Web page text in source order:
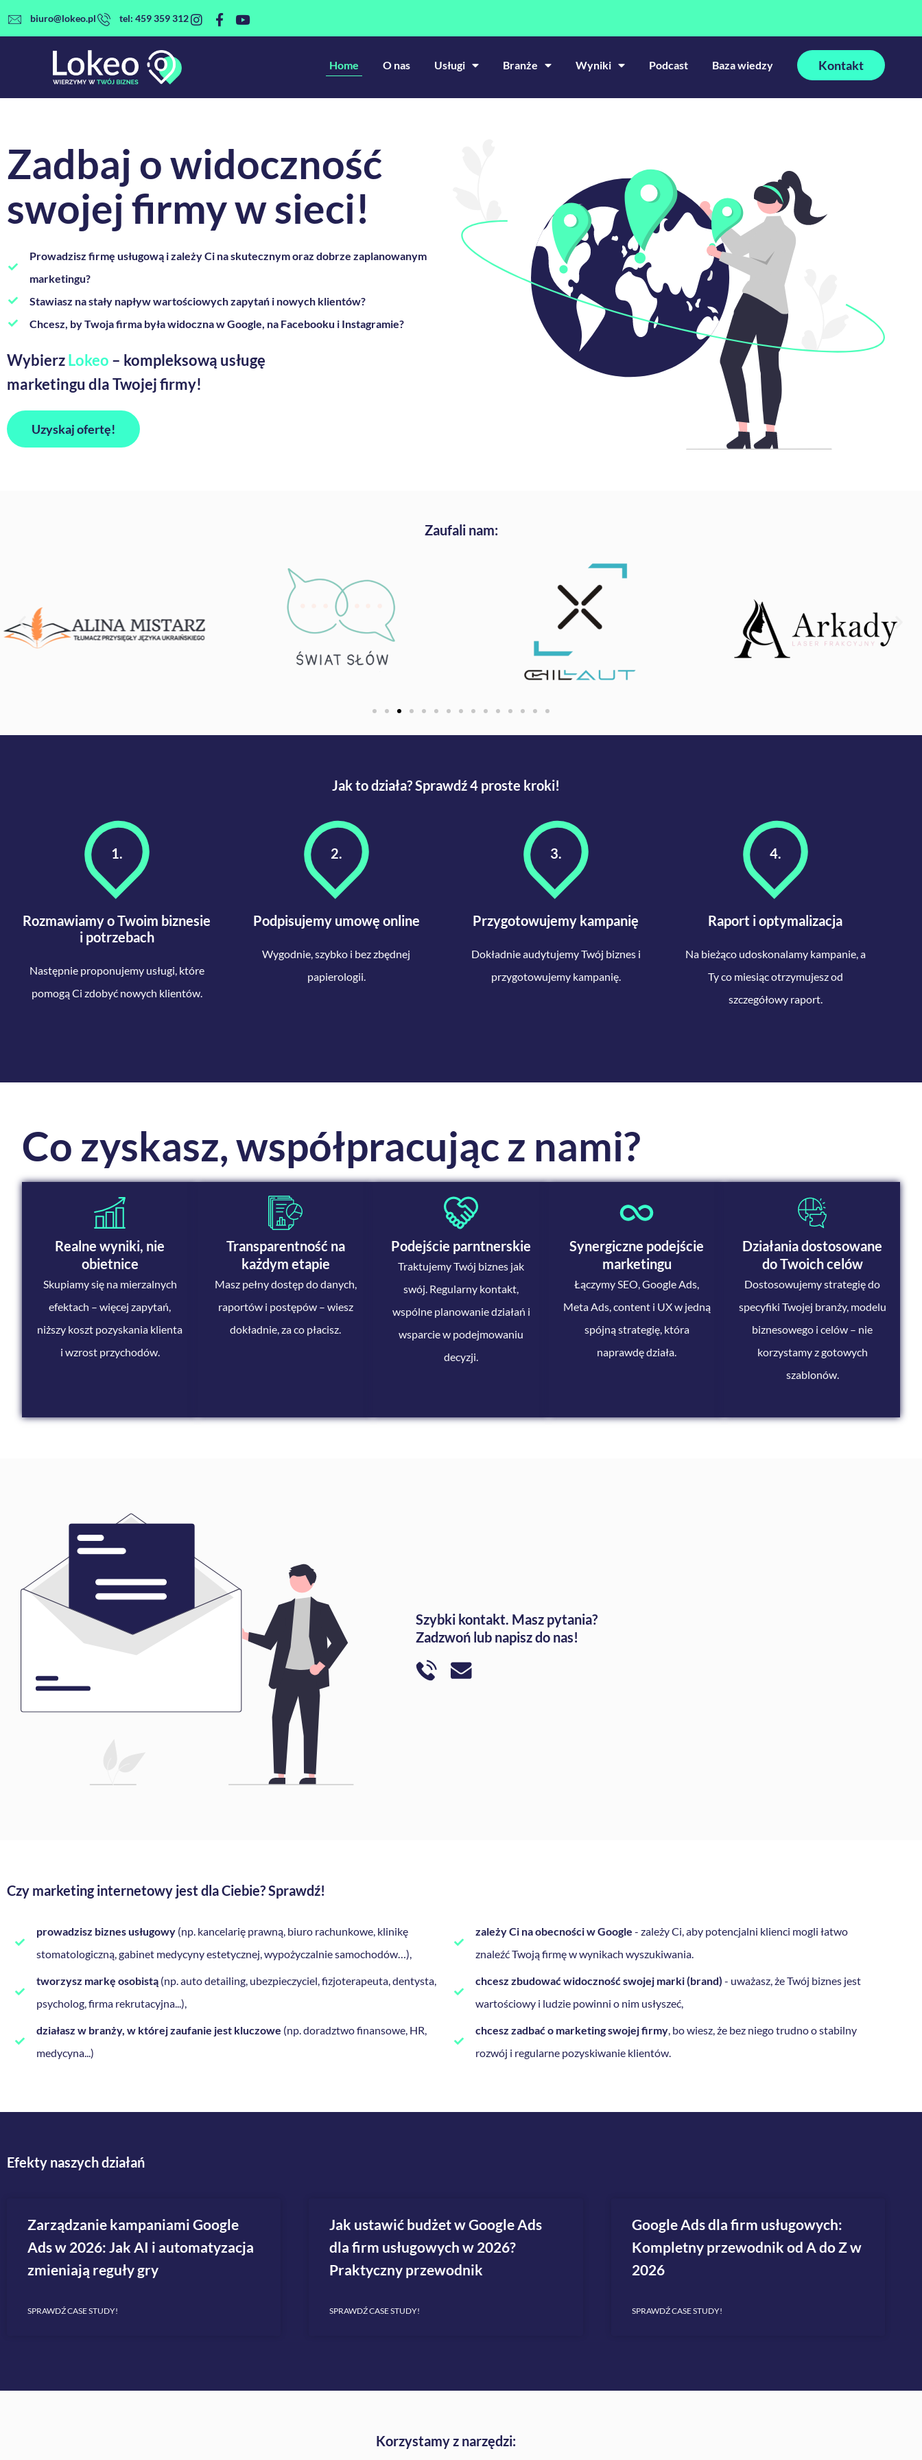
do
biuro@lokeo.pl tel: 459 359 312
Home O nas Usługi Branże Wyniki Podcast Baza wiedzy Kontakt
Zadbaj owidoczność
swojej firmy w sieci!
Prowadzisz firmę usługową i zależy Ci na skutecznym oraz dobrze zaplanowanym
marketingu?
Stawiasz na stały napływ wartościowych zapytań i nowych klientów?
Chcesz, by Twoja firma była widoczna w Google, na Facebooku i Instagramie?
WybierzLokeo – kompleksową usługę
marketingu dla Twojej firmy!
Uzyskaj ofertę!
Zaufali nam:
Jak to działa?Sprawdź 4 proste kroki!
1.
Rozmawiamy o Twoim biznesie
i potrzebach
Następnie proponujemy usługi, które
pomogą Ci zdobyć nowych klientów.
2.
Podpisujemy umowę online
Wygodnie, szybko i bez zbędnej
papierologii.
3.
Przygotowujemy kampanię
Dokładnie audytujemy Twój biznes i
przygotowujemy kampanię.
4.
Raport i optymalizacja
Na bieżąco udoskonalamy kampanie, a
Ty co miesiąc otrzymujesz od
szczegółowy raport.
Co zyskasz,współpracującz nami?
Realne wyniki, nie
obietnice
Skupiamy się na mierzalnych
efektach – więcej zapytań,
niższy koszt pozyskania klienta
i wzrost przychodów.
Transparentność na
każdym etapie
Masz pełny dostęp do danych,
raportów i postępów – wiesz
dokładnie, za co płacisz.
Podejście parntnerskie
Traktujemy Twój biznes jak
swój. Regularny kontakt,
wspólne planowanie działań i
wsparcie w podejmowaniu
decyzji.
Synergiczne podejście
marketingu
Łączymy SEO, Google Ads,
Meta Ads, content i UX w jedną
spójną strategię, która
naprawdę działa.
Działaniadostosowane
do Twoichcelów
Dostosowujemy strategię do
specyfiki Twojej branży, modelu
biznesowego i celów – nie
korzystamy z gotowych
szablonów.
Szybki kontakt. Masz pytania?
Zadzwoń lub napisz do nas!
Czy marketing internetowy jest dla Ciebie? Sprawdź!
prowadzisz biznes usługowy(np. kancelarię prawną, biuro rachunkowe, klinikę
stomatologiczną, gabinet medycyny estetycznej, wypożyczalnie samochodów…),
tworzysz markę osobistą(np. auto detailing, ubezpieczyciel, fizjoterapeuta, dentysta,
psycholog, firma rekrutacyjna...),
działasz w branży, w której zaufanie jest kluczowe (np. doradztwo finansowe, HR,
medycyna...)
zależy Ci na obecności w Google - zależy Ci, aby potencjalni klienci mogli łatwo
znaleźć Twoją firmę w wynikach wyszukiwania.
chcesz zbudować widoczność swojej marki (brand) - uważasz, że Twój biznes jest
wartościowy i ludzie powinni o nim usłyszeć,
chcesz zadbać o marketing swojej firmy, bo wiesz, że bez niego trudno o stabilny
rozwój i regularne pozyskiwanie klientów.
Efekty naszych działań
Zarządzanie kampaniami Google
Ads w 2026: Jak AI i automatyzacja
zmieniają reguły gry
SPRAWDŹ CASE STUDY!
Jak ustawić budżet w Google Ads
dla firm usługowych w 2026?
Praktyczny przewodnik
SPRAWDŹ CASE STUDY!
Google Ads dla firm usługowych:
Kompletny przewodnik od A do Z w
2026
SPRAWDŹ CASE STUDY!
Korzystamy z narzędzi: